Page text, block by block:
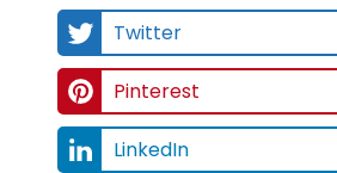
Twitter
Pinterest
LinkedIn